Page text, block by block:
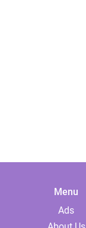
Menu
Ads